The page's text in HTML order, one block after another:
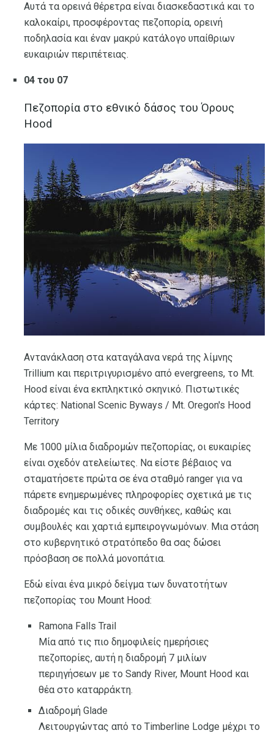
Αυτά τα ορεινά θέρετρα είναι διασκεδαστικά και το
καλοκαίρι, προσφέροντας πεζοπορία, ορεινή
ποδηλασία και έναν μακρύ κατάλογο υπαίθριων
ευκαιριών περιπέτειας.
04 του 07
Πεζοπορία στο εθνικό δάσος του Όρους
Hood
Αντανάκλαση στα καταγάλανα νερά της λίμνης
Trillium και περιτριγυρισμένο από evergreens, το Mt.
Hood είναι ένα εκπληκτικό σκηνικό. Πιστωτικές
κάρτες: National Scenic Byways / Mt. Oregon's Hood
Territory
Με 1000 μίλια διαδρομών πεζοπορίας, οι ευκαιρίες
είναι σχεδόν ατελείωτες. Να είστε βέβαιος να
σταματήσετε πρώτα σε ένα σταθμό ranger για να
πάρετε ενημερωμένες πληροφορίες σχετικά με τις
διαδρομές και τις οδικές συνθήκες, καθώς και
συμβουλές και χαρτιά εμπειρογνωμόνων. Μια στάση
στο κυβερνητικό στρατόπεδο θα σας δώσει
πρόσβαση σε πολλά μονοπάτια.
Εδώ είναι ένα μικρό δείγμα των δυνατοτήτων
πεζοπορίας του Mount Hood:
Ramona Falls Trail
Μία από τις πιο δημοφιλείς ημερήσιες
πεζοπορίες, αυτή η διαδρομή 7 μιλίων
περιηγήσεων με το Sandy River, Mount Hood και
θέα στο καταρράκτη.
Διαδρομή Glade
Λειτουργώντας από το Timberline Lodge μέχρι το